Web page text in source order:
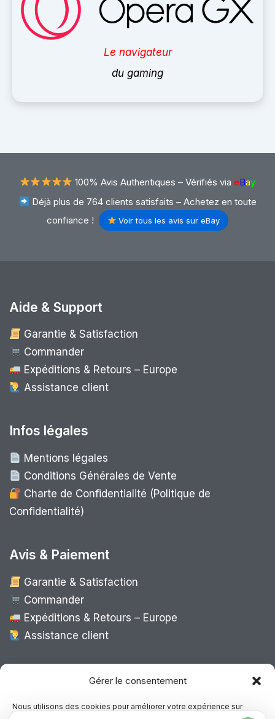
Gérer le consentement
Nous utilisons des cookies pour améliorer votre expérience sur
Le navigateur
du gaming
100% Avis Authentiques – Vérifiés via eBay
Déjà plus de 764 clients satisfaits – Achetez en toute
confiance !
Voir tous les avis sur eBay
Aide & Support
Garantie & Satisfaction
Commander
Expéditions & Retours – Europe
Assistance client
Infos légales
Mentions légales
Conditions Générales de Vente
Charte de Confidentialité (Politique de
Confidentialité)
Avis & Paiement
Garantie & Satisfaction
Commander
Expéditions & Retours – Europe
Assistance client
Expédition Europe